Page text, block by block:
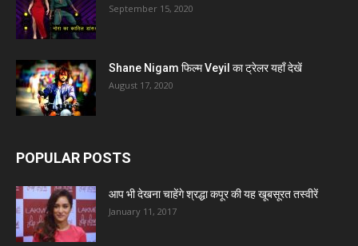
September 15, 2020
Shane Nigam फिल्म Veyil का ट्रेलर यहाँ देखें
August 17, 2020
POPULAR POSTS
आप भी देखना चाहेंगे श्रद्धा कपूर की यह खूबसूरत तस्वीरें
January 11, 2017